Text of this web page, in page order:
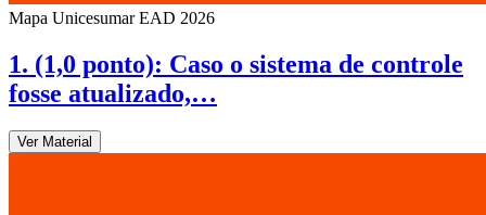
Mapa Unicesumar EAD 2026
1. (1,0 ponto): Caso o sistema de controle
fosse atualizado,…
Ver Material